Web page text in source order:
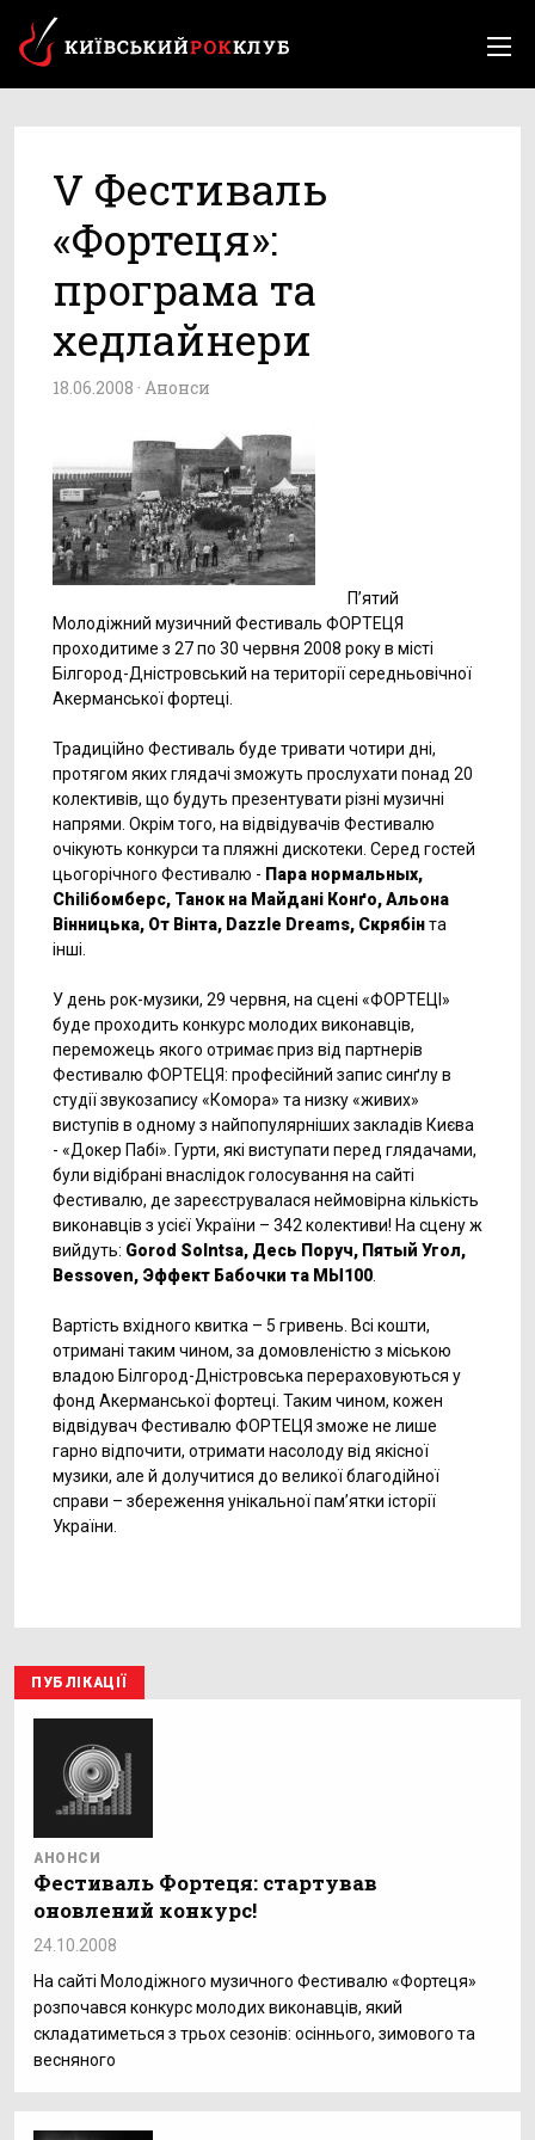
V Фестиваль
«Фортеця»:
програма та
хедлайнери
18.06.2008 · Анонси
П’ятий
Молодіжний музичний Фестиваль ФОРТЕЦЯ
проходитиме з 27 по 30 червня 2008 року в місті
Білгород-Дністровський на території середньовічної
Акерманської фортеці.
Традиційно Фестиваль буде тривати чотири дні,
протягом яких глядачі зможуть прослухати понад 20
колективів, що будуть презентувати різні музичні
напрями. Окрім того, на відвідувачів Фестивалю
очікують конкурси та пляжні дискотеки. Серед гостей
цьогорічного Фестивалю - Пара нормальных,
Chiliбомберс, Танок на Майдані Конґо, Альона
Вінницька, От Вінта, Dazzle Dreams, Скрябінта
інші.
У день рок-музики, 29 червня, на сцені «ФОРТЕЦІ»
буде проходить конкурс молодих виконавців,
переможець якого отримає приз від партнерів
Фестивалю ФОРТЕЦЯ: професійний запис синґлу в
студії звукозапису «Комора» та низку «живих»
виступів в одному з найпопулярніших закладів Києва
- «Докер Пабі». Гурти, які виступати перед глядачами,
були відібрані внаслідок голосування на сайті
Фестивалю, де зареєструвалася неймовірна кількість
виконавців з усієї України – 342 колективи! На сцену ж
вийдуть: Gorod Solntsa, Десь Поруч, Пятый Угол,
Bessoven, Эффект Бабочки та МЫ100
Вартість вхідного квитка – 5 гривень. Всі кошти,
отримані таким чином, за домовленістю з міською
владою Білгород-Дністровська перераховуються у
фонд Акерманської фортеці. Таким чином, кожен
відвідувач Фестивалю ФОРТЕЦЯ зможе не лише
гарно відпочити, отримати насолоду від якісної
музики, але й долучитися до великої благодійної
справи – збереження унікальної пам’ятки історії
України.
ПУБЛІКАЦІЇ
АНОНСИ
Фестиваль Фортеця: стартував
оновлений конкурс!
24.10.2008
На сайті Молодіжного музичного Фестивалю «Фортеця»
розпочався конкурс молодих виконавців, який
складатиметься з трьох сезонів: осіннього, зимового та
весняного